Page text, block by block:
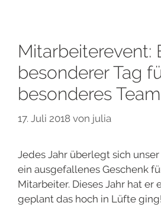
Mitarbeiterevent:
besonderer Tag
besonderes
17. Juli 2018 von julia
Jedes Jahr überlegt sich
ein ausgefallenes Geschenk
Mitarbeiter. Dieses Jahr hat er
geplant das hoch in Lüfte